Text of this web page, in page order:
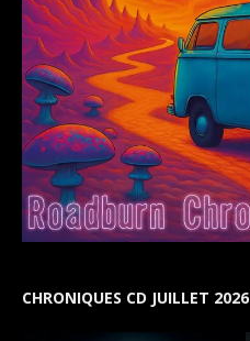
CHRONIQUES CD JUILLET 2026